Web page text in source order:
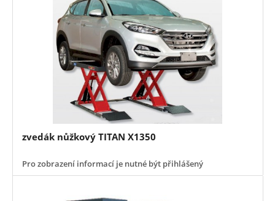
zvedák nůžkový TITAN X1350
Pro zobrazení informací je nutné být přihlášený